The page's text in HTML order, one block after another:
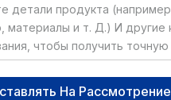
На Рассмотрение